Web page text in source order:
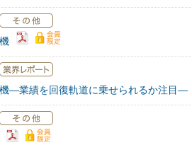
機―業績を回復軌道に乗せられるか注目―